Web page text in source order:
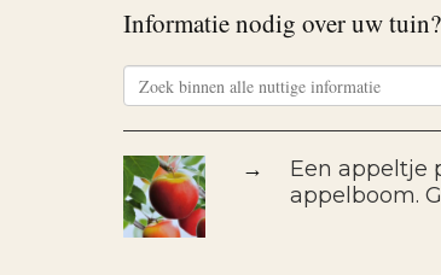
Informatie nodig over uw
→
Een appeltje
appelboom.